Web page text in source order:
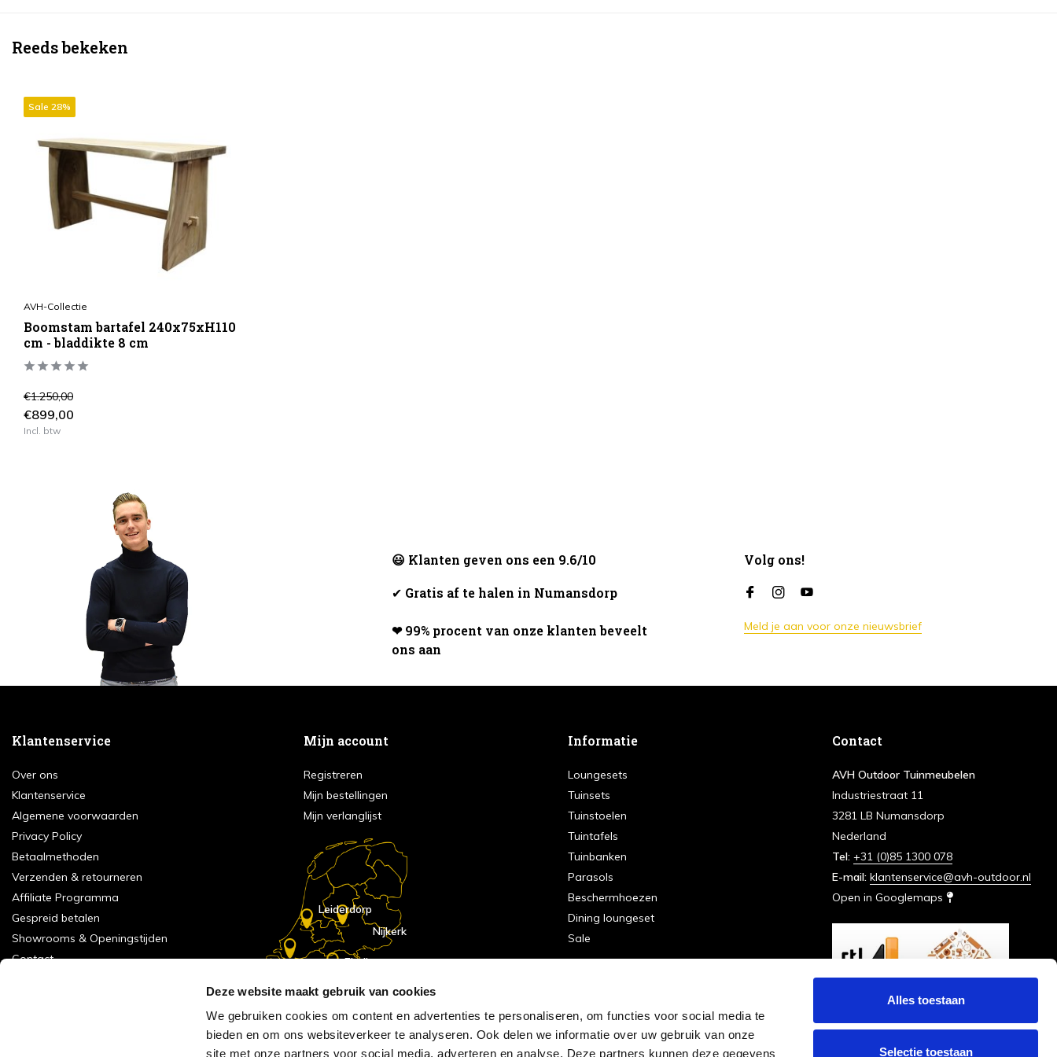
Deze website maakt gebruik van cookies
We gebruiken cookies om content en advertenties te personaliseren, om functies voor social media te
bieden en om ons websiteverkeer te analyseren. Ook delen we informatie over uw gebruik van onze
site met onze partners voor social media, adverteren en analyse. Deze partners kunnen deze gegevens
Alles toestaan
Selectie toestaan
Reeds bekeken
Sale 28%
AVH-Collectie
Boomstam bartafel 240x75xH110
cm - bladdikte 8 cm
€1.250,00
€899,00
Incl. btw
😃 Klanten geven ons een 9.6/10
✔ Gratis af te halen in Numansdorp
❤ 99% procent van onze klanten beveelt
ons aan
Volg ons!
Meld je aan voor onze nieuwsbrief
Klantenservice
Over ons
Klantenservice
Algemene voorwaarden
Privacy Policy
Betaalmethoden
Verzenden & retourneren
Affiliate Programma
Gespreid betalen
Showrooms & Openingstijden
Contact
Mijn account
Registreren
Mijn bestellingen
Mijn verlanglijst
Eindhoven
Nijkerk
Leiderdorp
Informatie
Loungesets
Tuinsets
Tuinstoelen
Tuintafels
Tuinbanken
Parasols
Beschermhoezen
Dining loungeset
Sale
Contact
AVH Outdoor Tuinmeubelen
Industriestraat 11
3281 LB Numansdorp
Nederland
Tel: +31 (0)85 1300 078
E-mail: klantenservice@avh-outdoor.nl
Open in Googlemaps